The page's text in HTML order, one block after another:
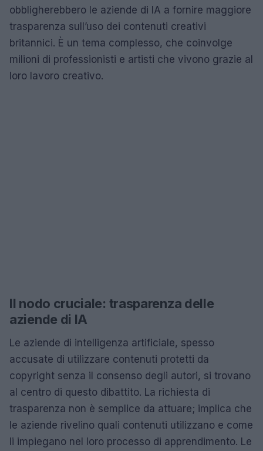
obbligherebbero le aziende di IA a fornire maggiore
trasparenza sull’uso dei contenuti creativi
britannici. È un tema complesso, che coinvolge
milioni di professionisti e artisti che vivono grazie al
loro lavoro creativo.
Il nodo cruciale: trasparenza delle
aziende di IA
Le aziende di intelligenza artificiale, spesso
accusate di utilizzare contenuti protetti da
copyright senza il consenso degli autori, si trovano
al centro di questo dibattito. La richiesta di
trasparenza non è semplice da attuare; implica che
le aziende rivelino quali contenuti utilizzano e come
li impiegano nel loro processo di apprendimento. Le